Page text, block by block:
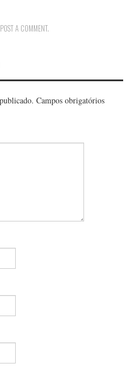
POST A COMMENT.
Campos obrigatórios